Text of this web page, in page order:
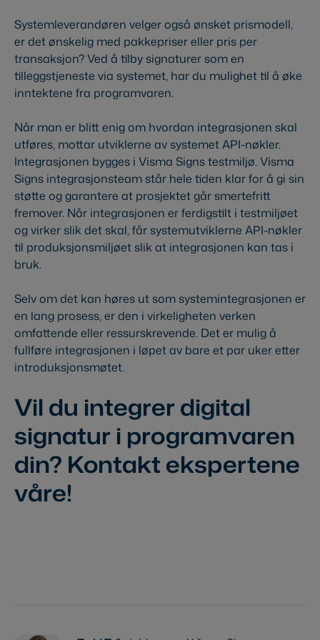
Systemleverandøren velger også ønsket prismodell,
er det ønskelig med pakkepriser eller pris per
transaksjon? Ved å tilby signaturer som en
tilleggstjeneste via systemet, har du mulighet til å øke
inntektene fra programvaren.
Når man er blitt enig om hvordan integrasjonen skal
utføres, mottar utviklerne av systemet API-nøkler.
Integrasjonen bygges i Visma Signs testmiljø. Visma
Signs integrasjonsteam står hele tiden klar for å gi sin
støtte og garantere at prosjektet går smertefritt
fremover. Når integrasjonen er ferdigstilt i testmiljøet
og virker slik det skal, får systemutviklerne API-nøkler
til produksjonsmiljøet slik at integrasjonen kan tas i
bruk.
Selv om det kan høres ut som systemintegrasjonen er
en lang prosess, er den i virkeligheten verken
omfattende eller ressurskrevende. Det er mulig å
fullføre integrasjonen i løpet av bare et par uker etter
introduksjonsmøtet.
Vil du integrer digital
signatur i programvaren
din? Kontakt ekspertene
våre!